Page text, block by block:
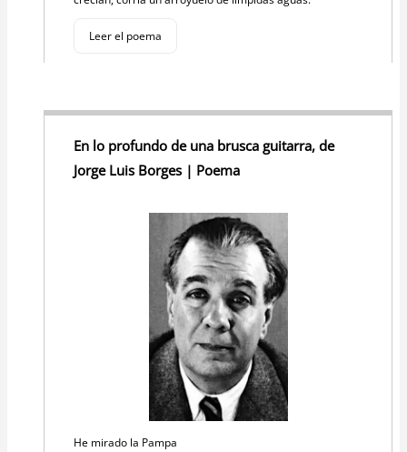
Leer el poema
En lo profundo de una brusca guitarra, de
Jorge Luis Borges | Poema
He mirado la Pampa